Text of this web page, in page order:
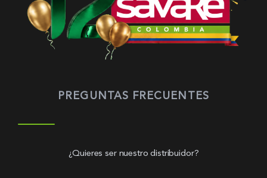
PREGUNTAS FRECUENTES
¿Quieres ser nuestro distribuidor?